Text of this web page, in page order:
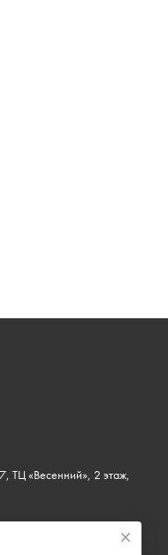
ТЦ «Весенний», 2 этаж,